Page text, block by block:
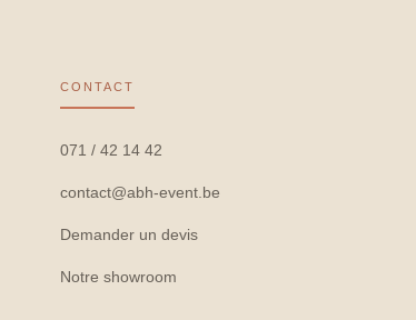
CONTACT
071 / 42 14 42
contact@abh-event.be
Demander un devis
Notre showroom